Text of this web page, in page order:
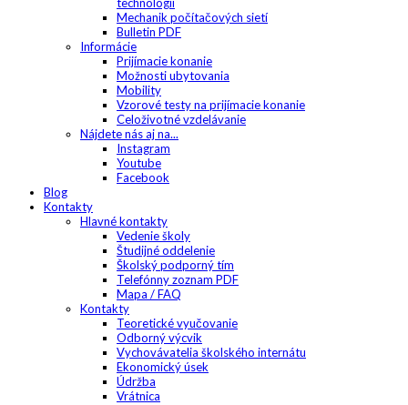
technológií
Mechanik počítačových sietí
Bulletin PDF
Informácie
Prijímacie konanie
Možnosti ubytovania
Mobility
Vzorové testy na prijímacie konanie
Celoživotné vzdelávanie
Nájdete nás aj na...
Instagram
Youtube
Facebook
Blog
Kontakty
Hlavné kontakty
Vedenie školy
Študijné oddelenie
Školský podporný tím
Telefónny zoznam PDF
Mapa / FAQ
Kontakty
Teoretické vyučovanie
Odborný výcvik
Vychovávatelia školského internátu
Ekonomický úsek
Údržba
Vrátnica